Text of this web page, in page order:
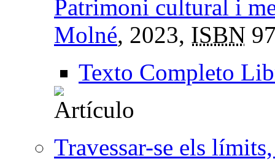
Patrimoni cultural i
Molné, 2023, ISBN
Texto Completo
Travessar-se els